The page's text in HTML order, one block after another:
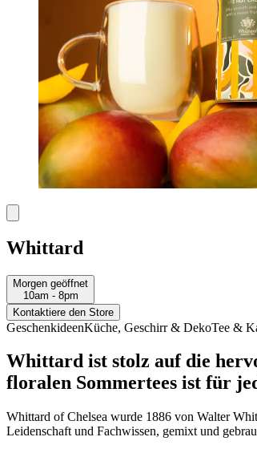
Whittard
Morgen geöffnet
10am - 8pm
Kontaktiere den Store
GeschenkideenKüche, Geschirr & DekoTee &
Whittard ist stolz auf die
floralen Sommertees ist für
Whittard of Chelsea wurde 1886 von Walter
Leidenschaft und Fachwissen, gemixt und